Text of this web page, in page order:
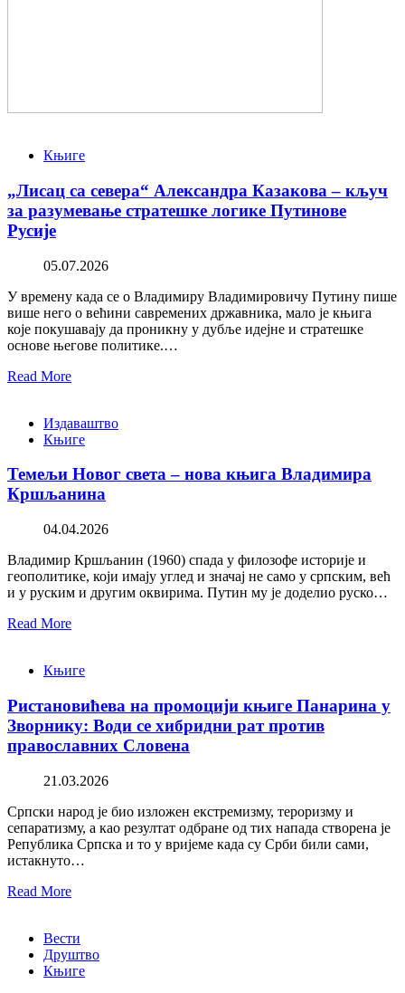
Књиге
„Лисац са севера“ Александра Казакова – кључ
за разумевање стратешке логике Путинове
Русије
05.07.2026
У времену када се о Владимиру Владимировичу Путину пише
више него о већини савремених државника, мало је књига
које покушавају да проникну у дубље идејне и стратешке
основе његове политике.…
Read More
Издаваштво
Књиге
Темељи Новог света – нова књига Владимира
Кршљанина
04.04.2026
Владимир Кршљанин (1960) спада у филозофе историје и
геополитике, који имају углед и значај не само у српским, већ
и у руским и другим оквирима. Путин му је доделио руско…
Read More
Књиге
Ристановићева на промоцији књиге Панарина у
Зворнику: Води се хибридни рат против
православних Словена
21.03.2026
Српски народ је био изложен екстремизму, тероризму и
сепаратизму, а као резултат одбране од тих напада створена је
Република Српска и то у вријеме када су Срби били сами,
истакнуто…
Read More
Вести
Друштво
Књиге